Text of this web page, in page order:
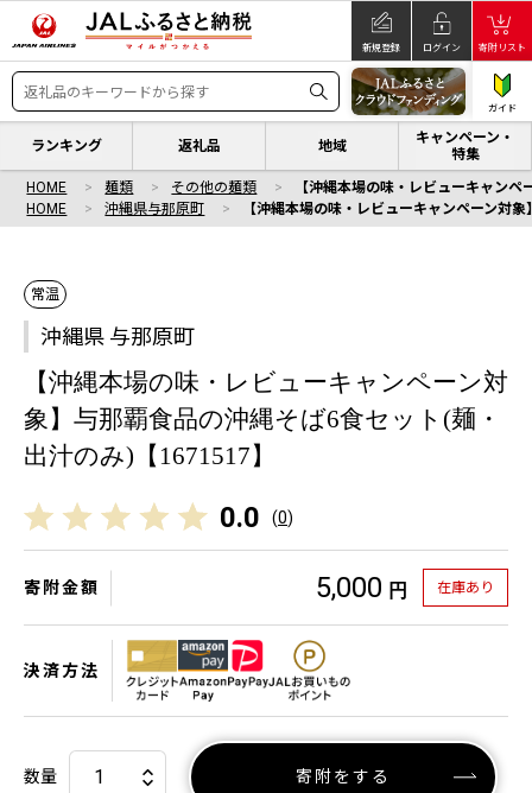
新規登録 ログイン 寄附リスト
ガイド
ランキング 返礼品 地域
キャンペーン・
特集
HOME 麺類 その他の麺類
【沖縄本場の味・レビューキャン
HOME
沖縄県与那原町 【沖縄本場の味・レビューキャンペーン対
常温
沖縄県 与那原町
【沖縄本場の味・レビューキャンペーン対
象】与那覇食品の沖縄そば6食セット(麺・
出汁のみ)【1671517】
0.0 (0)
寄附金額 5,000 円 在庫あり
決済方法
数量 寄附をする